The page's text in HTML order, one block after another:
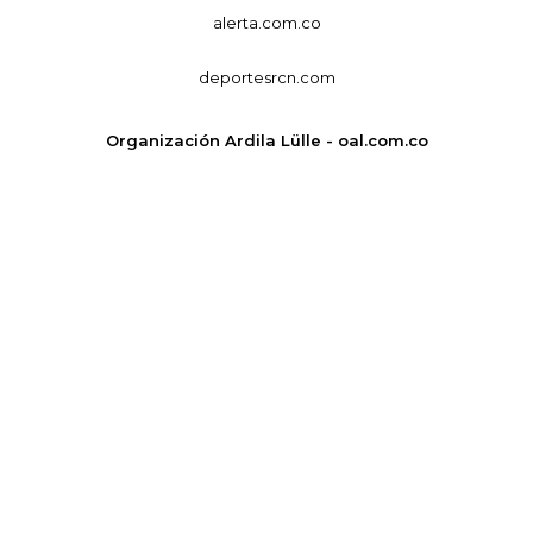
alerta.com.co
deportesrcn.com
Organización Ardila Lülle - oal.com.co